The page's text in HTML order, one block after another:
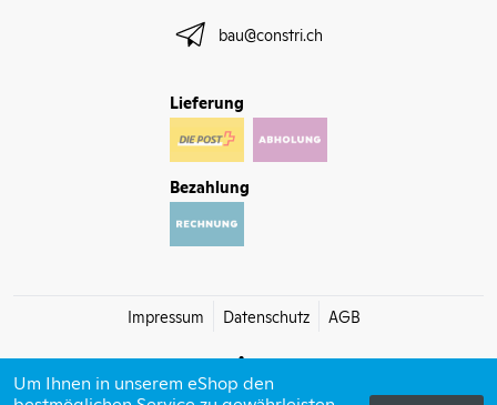
bau@constri.ch
Lieferung
Bezahlung
Impressum Datenschutz AGB
Um Ihnen in unserem eShop den